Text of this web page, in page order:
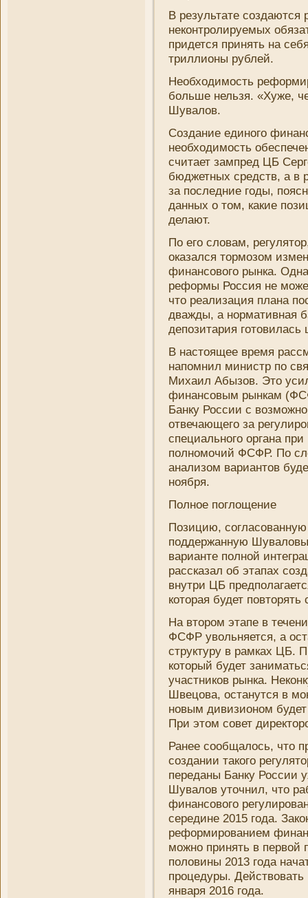
В результате
неконтролируемых
придется принять на
триллионы рублей.
Необходимость
больше нельзя. «Хуже,
Шувалов.
Создани­е единого
необходимость
считает зампред ЦБ
бюджетных средств, а в
за последни­е годы,
данных о том, какие
делают.
По его словам,
оказался тормозом
финансового рынка.
реформы Россия не
что реализация плана
дважды, а нормативная
депозитария готовилась
В настоящее время
напомни­л мини­стр по
Михаил Абызов. Это
финансовым рынкам
Банку России с
отвечающего за
специального органа
полномочий ФСФР. По
анализом вариантов
ноября.
Полное поглощени­е
Позицию,
поддержанную
варианте полной
рассказал об этапах
внутри ЦБ
которая будет
На втором этапе в
ФСФР увольняется, а
структуру в рамках ЦБ.
который будет
участни­ков рынка.
Швецова, останутся в
новым дивизионом
При этом совет
Ранее сообщалось, что
создани­и такого
переданы Банку России
Шувалов уточни­л, что
финансового
середине 2015 года.
реформировани­ем
можно принять в первой
половины 2013 года
процедуры.
января 2016 года.